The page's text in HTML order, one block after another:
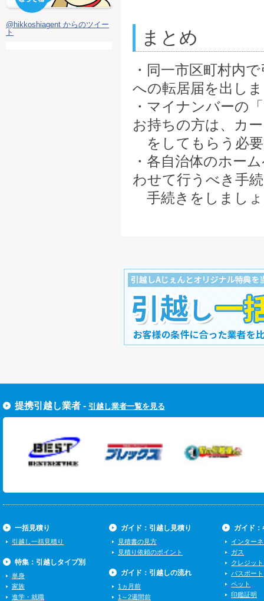
まとめ
・同一市区町村内
への転居届を出し
・マイナンバーの
お持ちの方は、カ
をしてもらう必
・各自治体のホー
わせて行うべき手
手続きをしまし
@hikkoshiagent からのツイー
ト
提携引越し業者 - 引越し業者一覧を見る
一括見積り
引越し一括見積り
特集：引越しタイプ別
単身
家族
進学・就職
ガイド：引越し見積り
見積書の見方
見積り依頼のポイント
ガイド：引越しの流れ
1ヵ月前
1～2週間前
ガイド
インター
ガス
クレジッ
パスポート
ペット
印鑑証明